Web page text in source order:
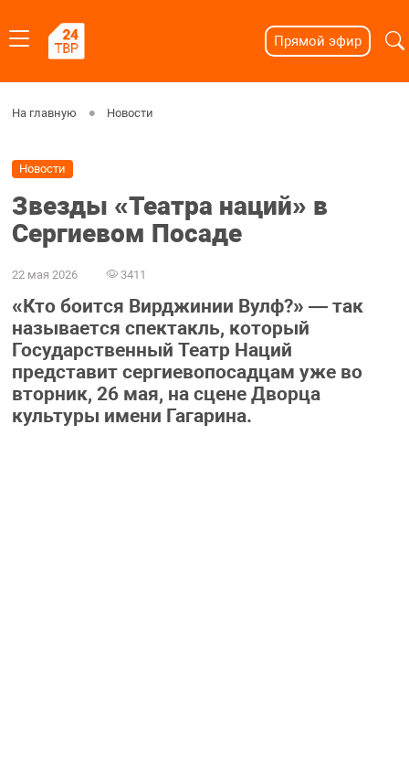
Прямой эфир
На главную Новости
Новости
Звезды «Театра наций» в
Сергиевом Посаде
22 мая 2026 3411
«Кто боится Вирджинии Вулф?» — так
называется спектакль, который
Государственный Театр Наций
представит сергиевопосадцам уже во
вторник, 26 мая, на сцене Дворца
культуры имени Гагарина.